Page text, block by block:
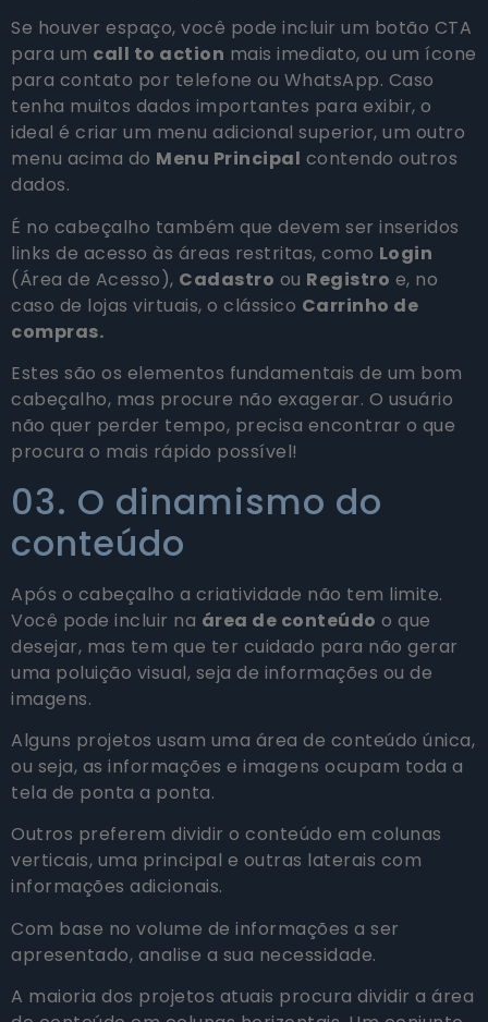
Se houver espaço, você pode incluir um botão CTA
para um call to action mais imediato, ou um ícone
para contato por telefone ou WhatsApp. Caso
tenha muitos dados importantes para exibir, o
ideal é criar um menu adicional superior, um outro
menu acima do Menu Principal contendo outros
dados.
É no cabeçalho também que devem ser inseridos
links de acesso às áreas restritas, como Login
(Área de Acesso), Cadastro ou Registro e, no
caso de lojas virtuais, o clássico Carrinho de
compras.
Estes são os elementos fundamentais de um bom
cabeçalho, mas procure não exagerar. O usuário
não quer perder tempo, precisa encontrar o que
procura o mais rápido possível!
03. O dinamismo do
conteúdo
Após o cabeçalho a criatividade não tem limite.
Você pode incluir na área de conteúdo o que
desejar, mas tem que ter cuidado para não gerar
uma poluição visual, seja de informações ou de
imagens.
Alguns projetos usam uma área de conteúdo única,
ou seja, as informações e imagens ocupam toda a
tela de ponta a ponta.
Outros preferem dividir o conteúdo em colunas
verticais, uma principal e outras laterais com
informações adicionais.
Com base no volume de informações a ser
apresentado, analise a sua necessidade.
A maioria dos projetos atuais procura dividir a área